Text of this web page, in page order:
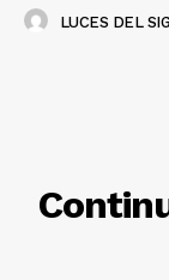
LUCES DEL